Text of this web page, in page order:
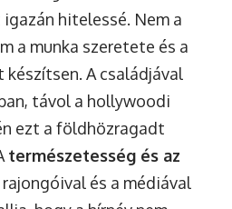
hitelessé. Nem a
a munka szeretete és a
készítsen. A családjával
távol a hollywoodi
ezt a földhözragadt
természetesség és az
rajongóival és a médiával